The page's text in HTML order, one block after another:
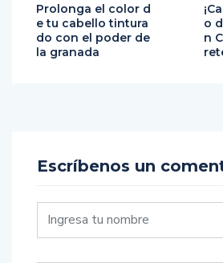
Prolonga el color d
e tu cabello tintura
do con el poder de
la granada
o
n
Escríbenos un